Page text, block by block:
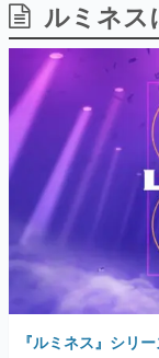
「経
の起
イニ
カテゴ
特集記事
マンガ
女性向け
アプリレビュー
その他
『ルミネス』シリ
では最新技術によ
体験を追求。水口